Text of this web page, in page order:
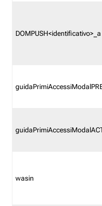
DOMPUSH<identificativo>_a
wasin